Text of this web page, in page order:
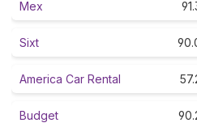
Mex
Sixt
America Car Rental
Budget